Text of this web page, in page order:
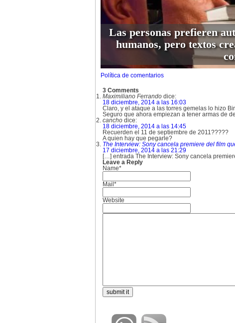
Las personas prefieren
humanos, pero textos
Política de comentarios
3 Comments
Maximiliano Ferrando dice:
18 diciembre, 2014 a las 16:03
Claro, y el ataque a las torres gemelas lo hizo
Seguro que ahora empiezan a tener armas de
cancho dice:
18 diciembre, 2014 a las 14:45
Recuerden el 11 de septiembre de 2011?????
A quien hay que pegarle?
The Interview: Sony cancela premiere del film
17 diciembre, 2014 a las 21:29
[…] entrada The Interview: Sony cancela
Leave a Reply
Name*
Mail*
Website